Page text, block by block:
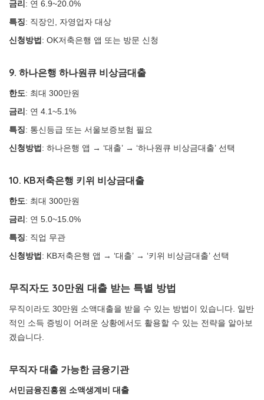
금리 : 연 6.9~20.0%
특징: 직장인, 자영업자 대상
신청방법 : OK저축은행 앱 또는 방문 신청
9. 하나은행 하나원큐 비상금대출
한도: 최대 300만원
금리 : 연 4.1~5.1%
특징: 통신등급 또는 서울보증보험 필요
신청방법 : 하나은행 앱 → ‘대출’ → ‘하나원큐 비상금대출’ 선택
10. KB저축은행 키위 비상금대출
한도: 최대 300만원
금리 : 연 5.0~15.0%
특징: 직업 무관
신청방법 : KB저축은행 앱 → ‘대출’ → ‘키위 비상금대출’ 선택
무직자도 30만원 대출 받는 특별 방법
무직이라도 30만원 소액대출을 받을 수 있는 방법이 있습니다. 일반
적인 소득 증빙이 어려운 상황에서도 활용할 수 있는 전략을 알아보
겠습니다.
무직자 대출 가능한 금융기관
서민금융진흥원 소액생계비 대출